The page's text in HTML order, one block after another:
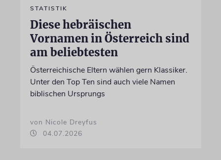
STATISTIK
Diese hebräischen
Vornamen in Österreich sind
am beliebtesten
Österreichische Eltern wählen gern Klassiker.
Unter den Top Ten sind auch viele Namen
biblischen Ursprungs
von Nicole Dreyfus
04.07.2026